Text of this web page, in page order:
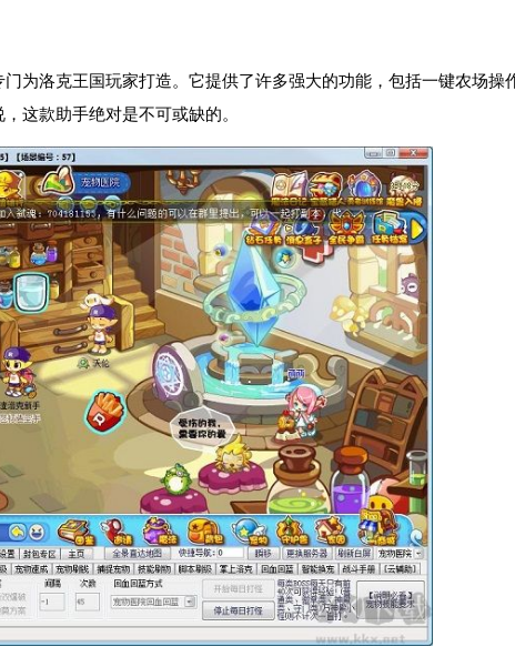
为洛克王国玩家打造。它提供了许多强大的功能，包括一键农场操
这款助手绝对是不可或缺的。